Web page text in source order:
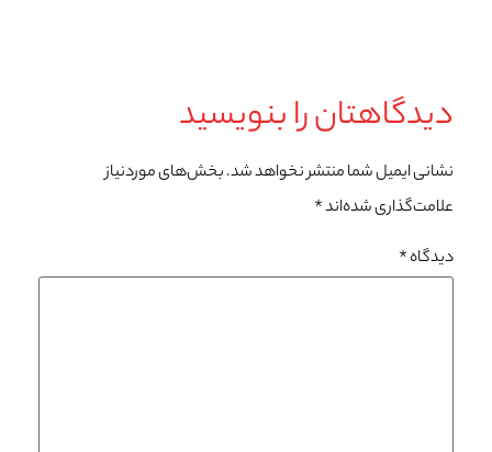
دیدگاهتان را بنویسید
نشانی ایمیل شما منتشر نخواهد شد.بخش‌های موردنیاز
علامت‌گذاری شده‌اند*
دیدگاه*